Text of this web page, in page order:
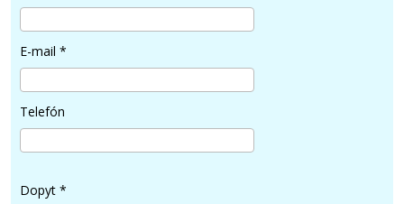
OKI 43459371 (Azúrový)
Kompatibilný toner
E-mail *
Telefón
Dopyt *